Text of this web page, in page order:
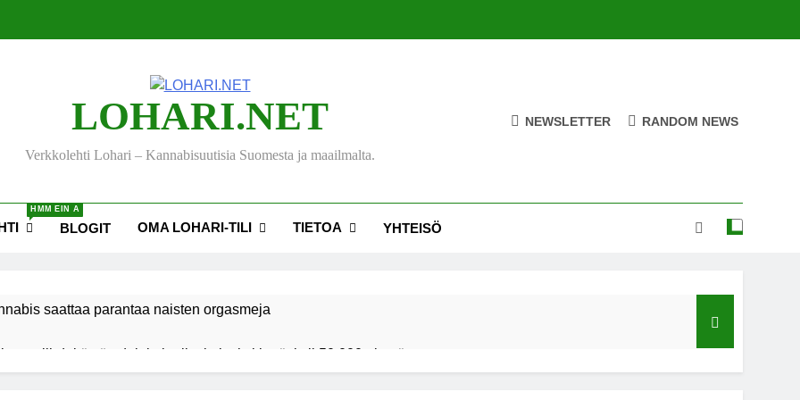
LOHARI.NET
Verkkolehti Lohari – Kannabisuutisia Suomesta ja maailmalta.
NEWSLETTER RANDOM NEWS
HMM EIN A
BLOGIT OMA LOHARI-TILI TIETOA YHTEISÖ
saattaa parantaa naisten orgasmeja
viihdekäytön dekriminalisoimiseksi keräsi yli 50 000 nimeä